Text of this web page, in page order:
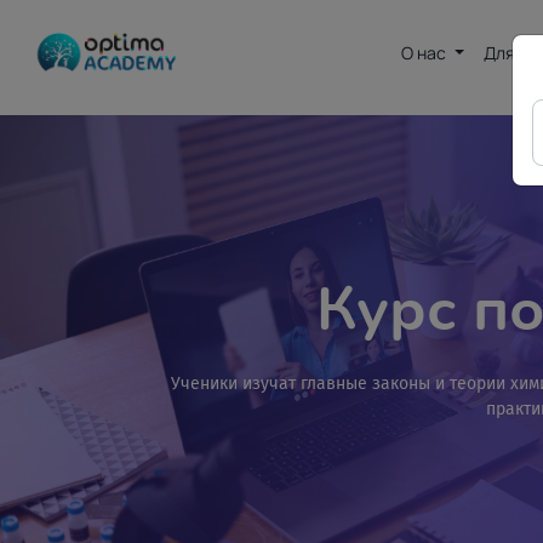
О нас Для
Курс
Ученики изучат главные законы и теории